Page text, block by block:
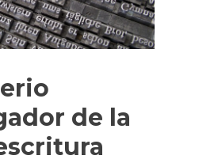
de la